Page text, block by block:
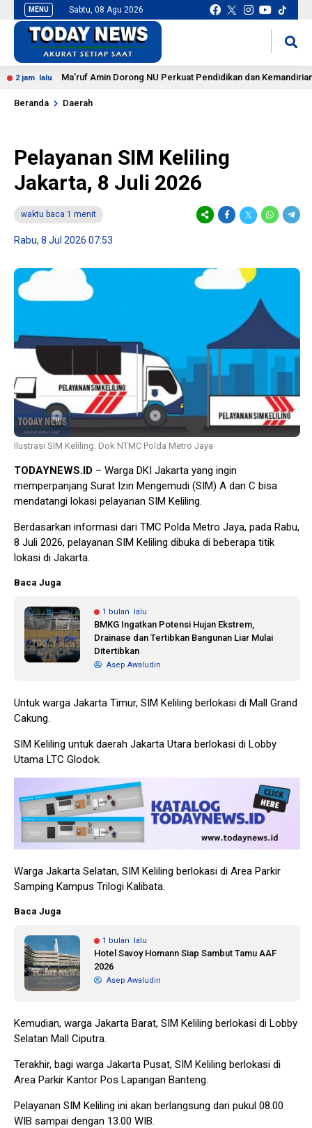
MENU Sabtu, 08 Agu 2026
lalu Ma’ruf Amin Dorong NU Perkuat Pendidikan dan Kemandirian
Beranda Daerah
Pelayanan SIM Keliling
Jakarta, 8 Juli 2026
waktu baca 1 menit
Rabu, 8 Jul 2026 07:53
Ilustrasi SIM Keliling. Dok NTMC Polda Metro Jaya
TODAYNEWS.ID – Warga DKI Jakarta yang ingin
memperpanjang Surat Izin Mengemudi (SIM) A dan C bisa
mendatangi lokasi pelayanan SIM Keliling.
Berdasarkan informasi dari TMC Polda Metro Jaya, pada Rabu,
8 Juli 2026, pelayanan SIM Keliling dibuka di beberapa titik
lokasi di Jakarta.
Baca Juga
1 bulan lalu
BMKG Ingatkan Potensi Hujan Ekstrem,
Drainase dan Tertibkan Bangunan Liar Mulai
Ditertibkan
Asep Awaludin
Untuk warga Jakarta Timur, SIM Keliling berlokasi di Mall Grand
Cakung.
SIM Keliling untuk daerah Jakarta Utara berlokasi di Lobby
Utama LTC Glodok.
Warga Jakarta Selatan, SIM Keliling berlokasi di Area Parkir
Samping Kampus Trilogi Kalibata.
Baca Juga
1 bulan lalu
Hotel Savoy Homann Siap Sambut Tamu AAF
2026
Asep Awaludin
Kemudian, warga Jakarta Barat, SIM Keliling berlokasi di Lobby
Selatan Mall Ciputra.
Terakhir, bagi warga Jakarta Pusat, SIM Keliling berlokasi di
Area Parkir Kantor Pos Lapangan Banteng.
Pelayanan SIM Keliling ini akan berlangsung dari pukul 08.00
WIB sampai dengan 13.00 WIB.
Banyak Gugatan di
Pilkada 2024, Legislator
Ragukan SDM Bawaslu
KPU
Capres-